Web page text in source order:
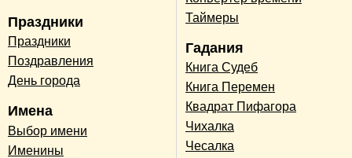
Праздники
Праздники
Поздравления
День города
Имена
Выбор имени
Именины
Таймеры
Гадания
Книга Судеб
Книга Перемен
Квадрат Пифагора
Чихалка
Чесалка